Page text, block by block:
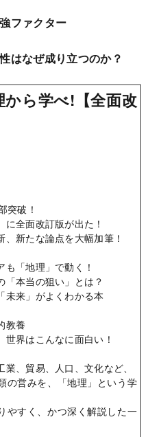
ファクター
なぜ成り立つのか？
から学べ!【全面改
突破！
に全面改訂版が出た！
、新たな論点を大幅加筆！
も「地理」で動く！
「本当の狙い」とは？
未来」がよくわかる本
教養
世界はこんなに面白い！
、貿易、人口、文化など、
の営みを、「地理」という学
やすく、かつ深く解説した一